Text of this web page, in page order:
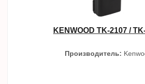
KENWOOD TK-2107 /
Производитель: